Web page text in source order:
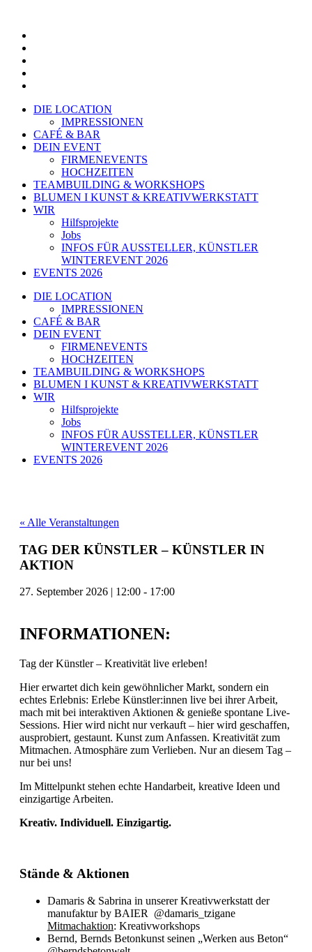
springen
DIE LOCATION
IMPRESSIONEN
CAFÉ & BAR
DEIN EVENT
FIRMENEVENTS
HOCHZEITEN
TEAMBUILDING & WORKSHOPS
BLUMEN I KUNST & KREATIVWERKSTATT
WIR
Hilfsprojekte
Jobs
INFOS FÜR AUSSTELLER, KÜNSTLER
WINTEREVENT 2026
EVENTS 2026
DIE LOCATION
IMPRESSIONEN
CAFÉ & BAR
DEIN EVENT
FIRMENEVENTS
HOCHZEITEN
TEAMBUILDING & WORKSHOPS
BLUMEN I KUNST & KREATIVWERKSTATT
WIR
Hilfsprojekte
Jobs
INFOS FÜR AUSSTELLER, KÜNSTLER
WINTEREVENT 2026
EVENTS 2026
« Alle Veranstaltungen
TAG DER KÜNSTLER – KÜNSTLER IN
AKTION
27. September 2026 | 12:00 - 17:00
INFORMATIONEN:
Tag der Künstler – Kreativität live erleben!
Hier erwartet dich kein gewöhnlicher Markt, sondern ein
echtes Erlebnis: Erlebe Künstler:innen live bei ihrer Arbeit,
mach mit bei interaktiven Aktionen & genieße spontane Live-
Sessions. Hier wird nicht nur verkauft – hier wird geschaffen,
ausprobiert, gestaunt. Kunst zum Anfassen. Kreativität zum
Mitmachen. Atmosphäre zum Verlieben. Nur an diesem Tag –
nur bei uns!
Im Mittelpunkt stehen echte Handarbeit, kreative Ideen und
einzigartige Arbeiten.
Kreativ. Individuell. Einzigartig.
Stände & Aktionen
Damaris & Sabrina in unserer Kreativwerkstatt der
manufaktur by BAIER @damaris_tzigane
Mitmachaktion: Kreativworkshops
Bernd, Bernds Betonkunst seinen „Werken aus Beton“